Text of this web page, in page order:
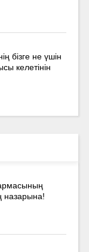
бізге не үшін
келетінін
назарына!